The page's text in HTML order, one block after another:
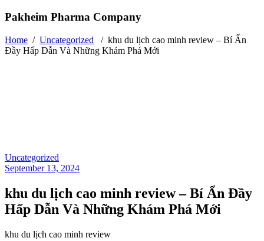
Pakheim Pharma Company
Home / Uncategorized / khu du lịch cao minh review – Bí Ẩn
Đầy Hấp Dẫn Và Những Khám Phá Mới
Uncategorized
September 13, 2024
khu du lịch cao minh review – Bí Ẩn Đầy
Hấp Dẫn Và Những Khám Phá Mới
khu du lịch cao minh review